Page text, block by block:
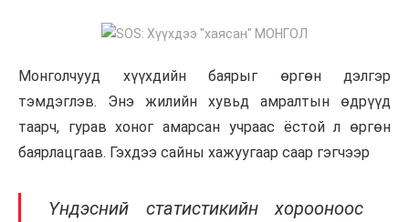
Монголчууд хүүхдийн баярыг өргөн дэлгэр
тэмдэглэв. Энэ жилийн хувьд амралтын өдрүүд
таарч, гурав хоног амарсан учраас ёстой л өргөн
баярлацгаав. Гэхдээ сайны хажуугаар саар гэгчээр
Үндэсний статистикийн хорооноос